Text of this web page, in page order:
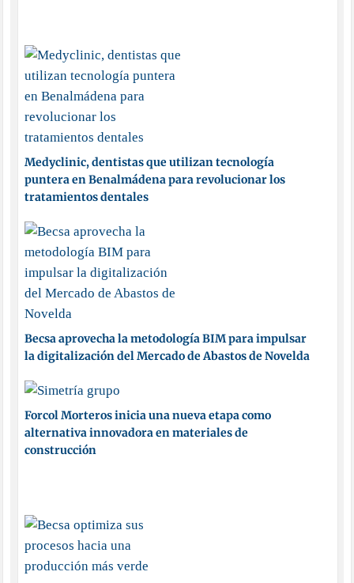
Medyclinic, dentistas que utilizan tecnología
puntera en Benalmádena para revolucionar los
tratamientos dentales
Becsa aprovecha la metodología BIM para impulsar
la digitalización del Mercado de Abastos de Novelda
Forcol Morteros inicia una nueva etapa como
alternativa innovadora en materiales de
construcción